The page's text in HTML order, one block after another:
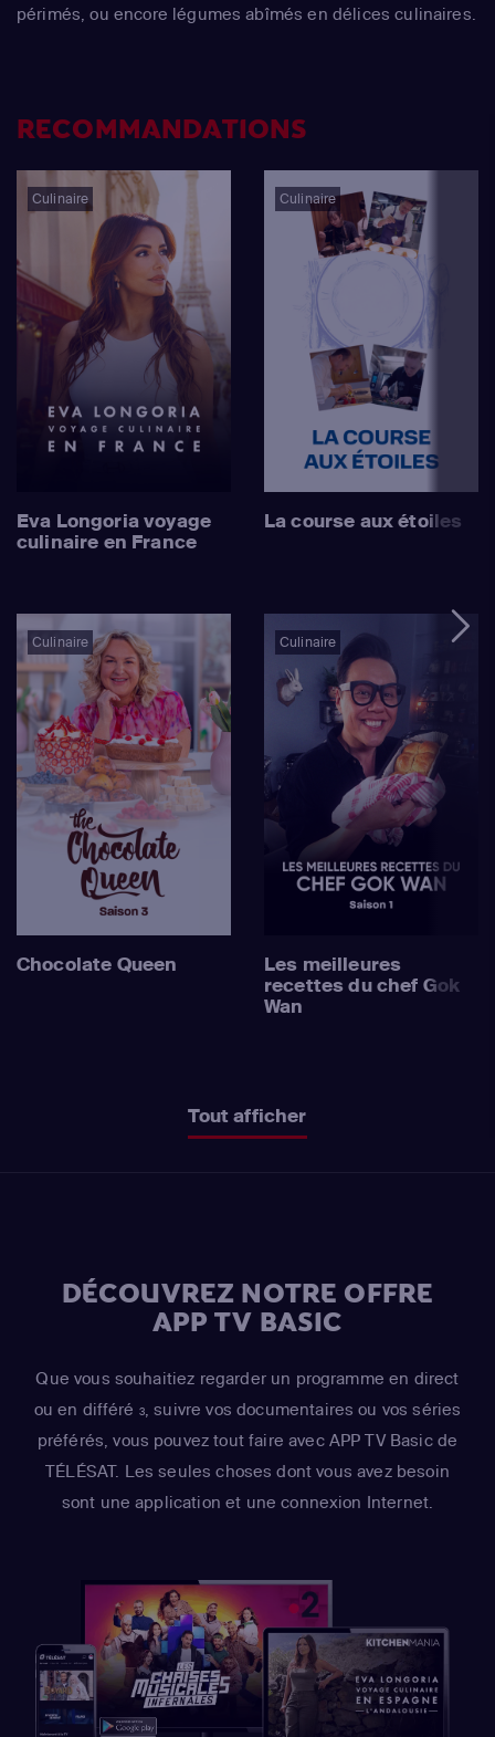
périmés, ou encore légumes abîmés en délices culinaires.
RECOMMANDATIONS
Culinaire
Eva Longoria voyage
culinaire en France
Culinaire
La course aux étoiles
Culinaire
Chocolate Queen
Culinaire
Les meilleures
recettes du chef Gok
Wan
Tout afficher
DÉCOUVREZ NOTRE OFFRE
APP TV BASIC
Que vous souhaitiez regarder un programme en direct
ou en différé 3, suivre vos documentaires ou vos séries
préférés, vous pouvez tout faire avec APP TV Basic de
TÉLÉSAT. Les seules choses dont vous avez besoin
sont une application et une connexion Internet.